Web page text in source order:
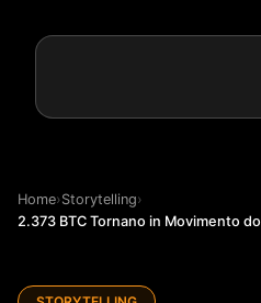
Home›Storytelling›
2.373 BTC Tornano in Movimento